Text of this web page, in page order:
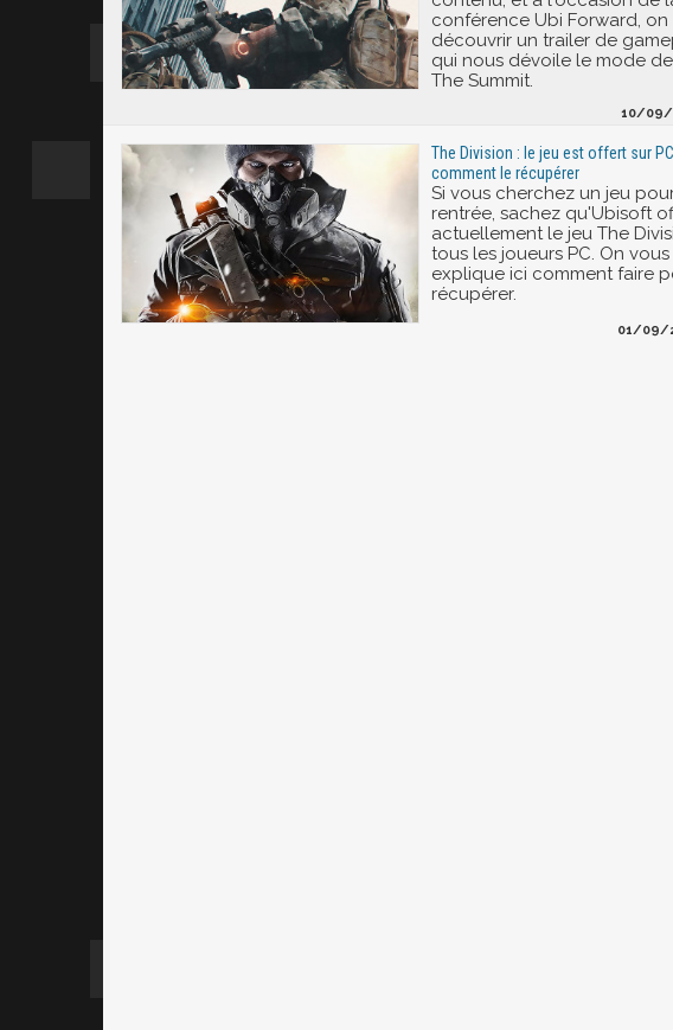
conférence Ubi Forward, on
découvrir un trailer de
qui nous dévoile le mode
The Summit.
10/09/
The Division : le jeu est offert sur
comment le récupérer
Si vous cherchez un jeu
rentrée, sachez qu'Ubisoft
actuellement le jeu The
tous les joueurs PC. On vous
explique ici comment faire
récupérer.
01/09/